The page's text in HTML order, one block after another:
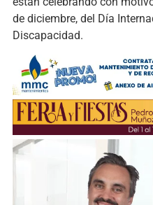
de diciembre, del Día
Discapacidad.